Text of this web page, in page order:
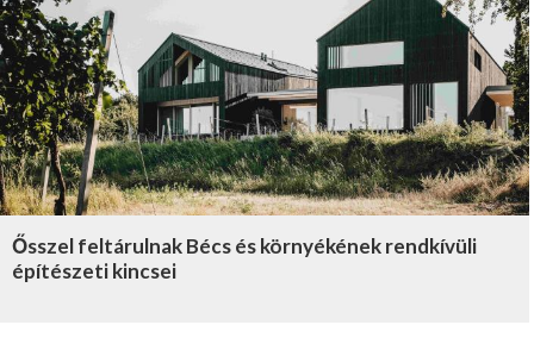
Ősszel feltárulnak Bécs és környékének rendkívüli
építészeti kincsei